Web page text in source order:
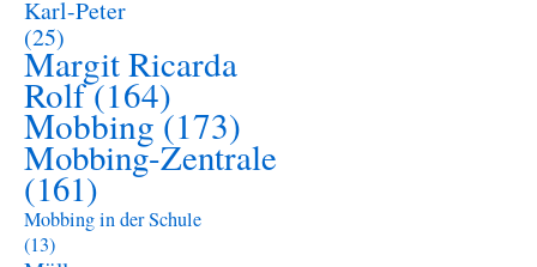
Karl-Peter
(25)
Margit Ricarda
Rolf(164)
Mobbing(173)
Mobbing-Zentrale
(161)
Mobbing in der Schule
(13)